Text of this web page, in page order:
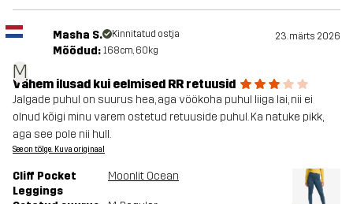
M
Masha S. Kinnitatud ostja 23. märts 2026
Mõõdud: 168cm, 60kg
Vähem ilusad kui eelmised RR retuusid
Jalgade puhul on suurus hea, aga vöökoha puhul liiga lai, nii ei
olnud kõigi minu varem ostetud retuuside puhul. Ka natuke pikk,
aga see pole nii hull.
See on tõlge. Kuva originaal
Cliff Pocket
Leggings
Moonlit Ocean